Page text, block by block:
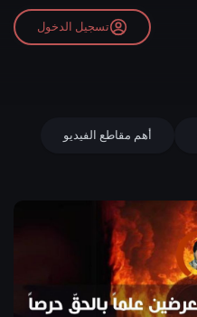
تسجيل الدخول
أهم مقاطع الفيديو